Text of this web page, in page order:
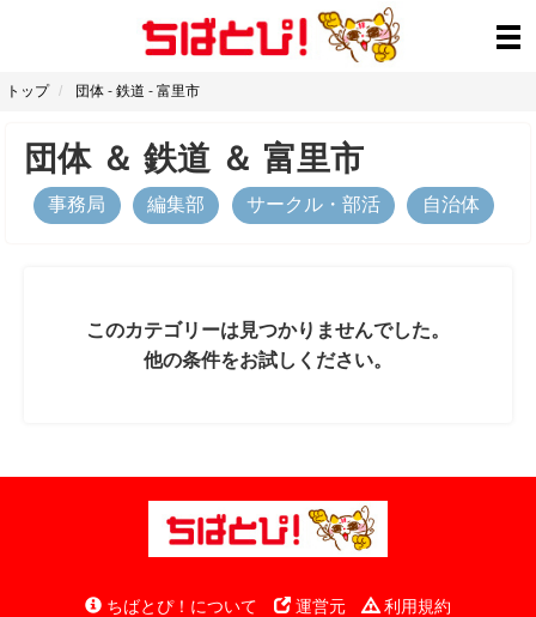
トップ 団体 - 鉄道 - 富里市
団体＆ 鉄道 ＆ 富里市
事務局 編集部 サークル・部活 自治体
このカテゴリーは見つかりませんでした。
他の条件をお試しください。
ちばとぴ！について 運営元
利用規約